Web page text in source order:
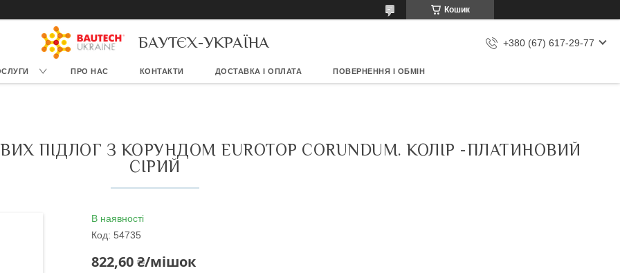
Кошик
БАУТЄХ-УКРАЇНА +380 (67) 617-29-77
ПРО НАС КОНТАКТИ ДОСТАВКА І ОПЛАТА ПОВЕРНЕННЯ І ОБМІН
ПІДЛОГ З КОРУНДОМ EUROTOP CORUNDUM. КОЛІР -ПЛАТИНОВИЙ
СІРИЙ
В наявності
Код: 54735
822,60 ₴/мішок